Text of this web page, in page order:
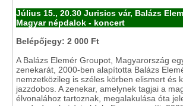
Július 15., 20.30 Jurisics vár, Balázs
Magyar népdalok - koncert
Belépőjegy: 2 000 Ft
A Balázs Elemér Groupot, Magyarország
zenekarát, 2000-ben alapította Balázs
nemzetközileg is széles körben elismert és
jazzdobos. A zenekar, amelynek tagjai a
élvonalához tartoznak, megalakulása óta